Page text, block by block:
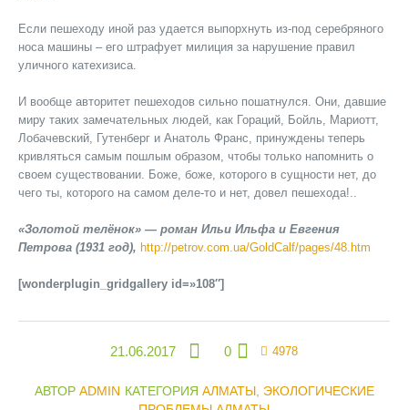
Если пешеходу иной раз удается выпорхнуть из-под серебряного
носа машины – его штрафует милиция за нарушение правил
уличного катехизиса.
И вообще авторитет пешеходов сильно пошатнулся. Они, давшие
миру таких замечательных людей, как Гораций, Бойль, Мариотт,
Лобачевский, Гутенберг и Анатоль Франс, принуждены теперь
кривляться самым пошлым образом, чтобы только напомнить о
своем существовании. Боже, боже, которого в сущности нет, до
чего ты, которого на самом деле-то и нет, довел пешехода!..
«Золотой телёнок» — роман Ильи Ильфа и Евгения
Петрова (1931 год), http://petrov.com.ua/GoldCalf/pages/48.htm
[wonderplugin_gridgallery id=»108″]
21.06.2017 0 4978
АВТОР ADMIN КАТЕГОРИЯ АЛМАТЫ, ЭКОЛОГИЧЕСКИЕ